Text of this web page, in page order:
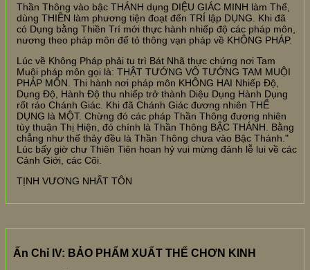
Thần Thông vào bậc THÁNH dụng DIỆU GIÁC MINH làm Thể,
dùng THIỀN làm phương tiện đoạt đến TRÍ lập DỤNG. Khi đã
có Dụng bằng Thiền Trí mới thực hành nhiếp độ các pháp môn,
nương theo pháp môn để tỏ thông vạn pháp về KHÔNG PHÁP.
Lúc về Không Pháp phải tu trì Bát Nhã thực chứng nơi Tam
Muội pháp môn gọi là: THẬT TƯỚNG VÔ TƯỚNG TAM MUỘI
PHÁP MÔN. Thi hành nơi pháp môn KHÔNG HAI Nhiếp Độ,
Dụng Độ, Hành Độ thu nhiếp trở thành Diệu Dụng Hành Dụng
rốt ráo Chánh Giác. Khi đã Chánh Giác đương nhiên THỂ
DỤNG là MỘT. Chừng đó các pháp Thần Thông đương nhiên
tùy thuận Thị Hiện, đó chính là Thần Thông BẬC THÁNH. Bằng
chẳng như thế thảy đều là Thần Thông chưa vào Bậc Thánh."
Lúc bấy giờ chư Thiên Tiên hoan hỷ vui mừng đảnh lễ lui về các
Cảnh Giới, các Cõi.
TỊNH VƯƠNG NHẤT TÔN
Ấn Chỉ IV: BẢO PHẨM XUẤT THẾ CHƠN KINH